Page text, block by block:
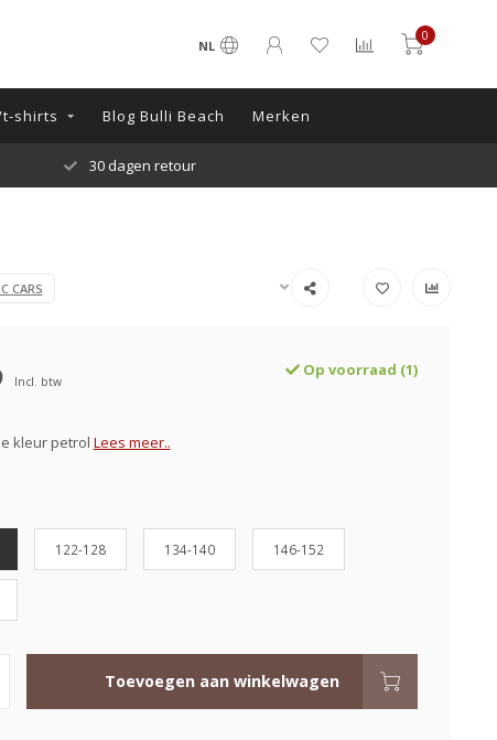
NL
0
shirts Blog Bulli Beach Merken
Onze Klanten beoordelen ons met een 9.9!!
CARS
Incl. btw
Op voorraad (1)
kleur petrol Lees meer..
122-128 134-140 146-152
Toevoegen aan winkelwagen